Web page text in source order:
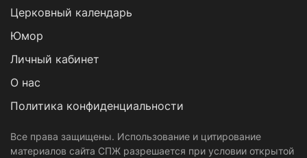
Церковный календарь
Юмор
Личный кабинет
О нас
Политика конфиденциальности
Все права защищены. Использование и цитирование
материалов сайта СПЖ разрешается при условии открытой